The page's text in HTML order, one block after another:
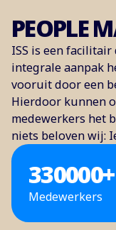
PEOPLE
ISS is een
integrale aanpak
vooruit door een
Hierdoor kunnen
medewerkers het
niets beloven wij:
330000+
Medewerkers